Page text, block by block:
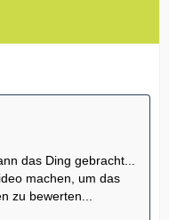
das Ding gebracht...
machen, um das
zu bewerten...